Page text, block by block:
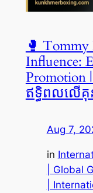
🥊
Influence:
Promotion
ឥទ្ធិពលលើគុ
Aug 7,
in
| Global
|